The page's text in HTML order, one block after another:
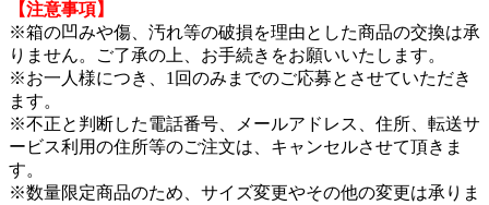
【注意事項】
※箱の凹みや傷、汚れ等の破損を理由とした商品の交換は承
りません。ご了承の上、お手続きをお願いいたします。
※お一人様につき、1回のみまでのご応募とさせていただき
ます。
※不正と判断した電話番号、メールアドレス、住所、転送サ
ービス利用の住所等のご注文は、キャンセルさせて頂きま
す。
※数量限定商品のため、サイズ変更やその他の変更は承りま